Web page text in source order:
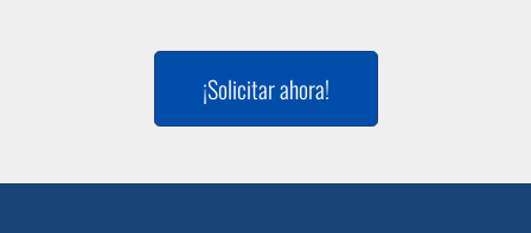
¡Solicitar ahora!